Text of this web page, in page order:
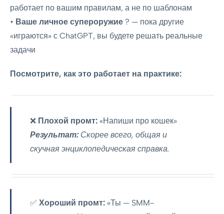
работает по вашим правилам, а не по шаблонам
• Ваше личное супероружие ? — пока другие
«играются» с ChatGPT, вы будете решать реальные
задачи
Посмотрите, как это работает на практике:
❌ Плохой промт: «Напиши про кошек»
Результат:Скорее всего, общая и
скучная энциклопедическая справка.
✅ Хороший промт: «Ты — SMM-